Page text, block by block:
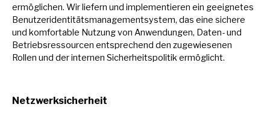
ermöglichen. Wir liefern und implementieren ein geeignetes
Benutzeridentitätsmanagementsystem, das eine sichere
und komfortable Nutzung von Anwendungen, Daten- und
Betriebsressourcen entsprechend den zugewiesenen
Rollen und der internen Sicherheitspolitik ermöglicht.
Netzwerksicherheit